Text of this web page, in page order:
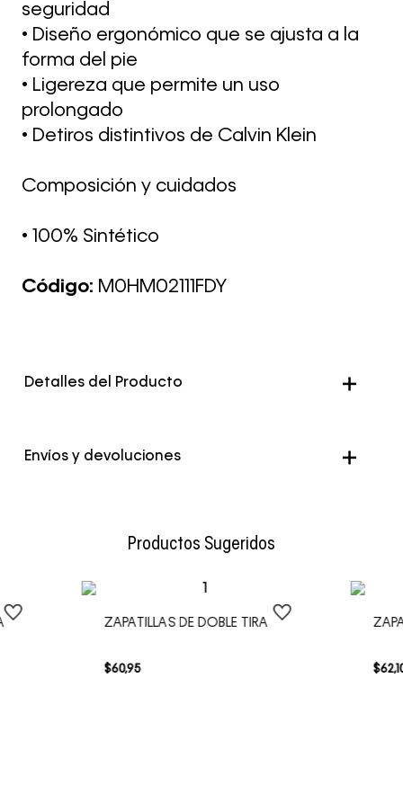
seguridad
• Diseño ergonómico que se ajusta a la
forma del pie
• Ligereza que permite un uso
prolongado
• Detiros distintivos de Calvin Klein
Composición y cuidados
• 100% Sintético
Código: M0HM02111FDY
Detalles del Producto
Envíos y devoluciones
Productos Sugeridos
ZAPATILLAS DE DOBLE TIRA
$60,95 $62,